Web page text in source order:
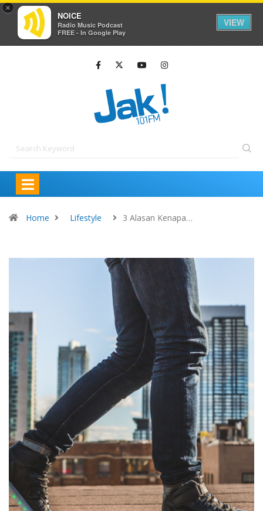
×
NOICE
Radio Music Podcast
FREE - In Google Play
VIEW
Home Lifestyle 3 Alasan Kenapa…